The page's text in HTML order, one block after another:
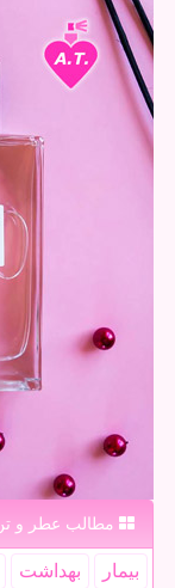
مطالب عطر و
بیمار بهداشت